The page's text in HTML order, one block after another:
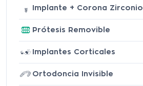
Implante + Corona Zirconio
Prótesis Removible
Implantes Corticales
Ortodoncia Invisible